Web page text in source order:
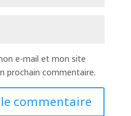
e-mail et mon site
prochain commentaire.